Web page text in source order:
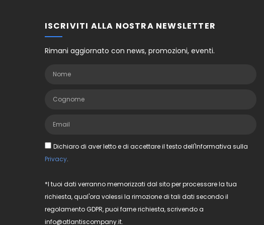
ISCRIVITI ALLA NOSTRA NEWSLETTER
Rimani aggiornato con news, promozioni, eventi.
Dichiaro di aver letto e di accettare il testo dell'Informativa sulla
Privacy.
*I tuoi dati verranno memorizzati dal sito per processare la tua
richiesta, qual'ora volessi la rimozione di tali dati secondo il
regolamento GDPR, puoi farne richiesta, scrivendo a
info@atlantiscompany.it.